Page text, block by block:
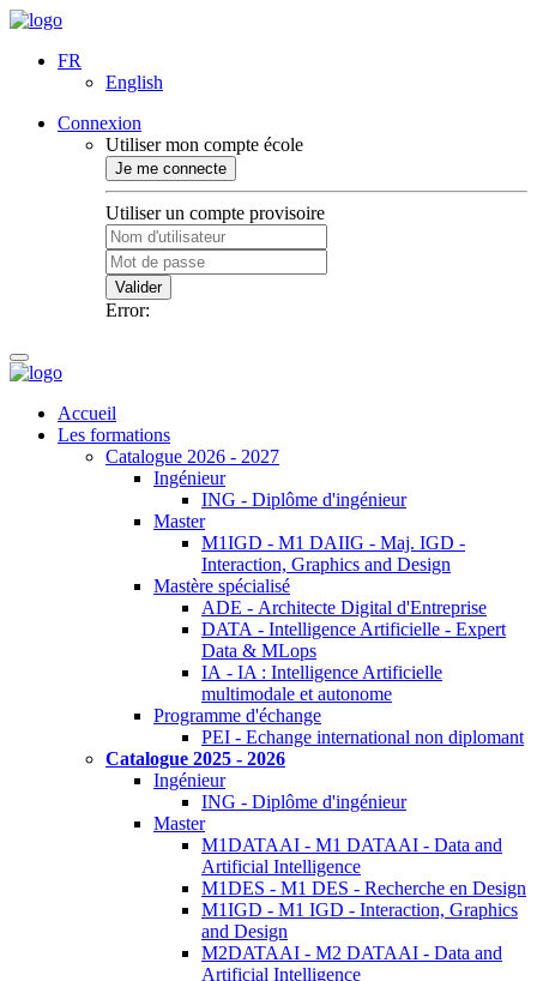
FR
English
Connexion
Utiliser mon compte école
Je me connecte
Utiliser un compte provisoire
Valider
Error:
Accueil
Les formations
Catalogue 2026 - 2027
Ingénieur
ING - Diplôme d'ingénieur
Master
M1IGD - M1 DAIIG - Maj. IGD -
Interaction, Graphics and Design
Mastère spécialisé
ADE - Architecte Digital d'Entreprise
DATA - Intelligence Artificielle - Expert
Data & MLops
IA - IA : Intelligence Artificielle
multimodale et autonome
Programme d'échange
PEI - Echange international non diplomant
Catalogue 2025 - 2026
Ingénieur
ING - Diplôme d'ingénieur
Master
M1DATAAI - M1 DATAAI - Data and
Artificial Intelligence
M1DES - M1 DES - Recherche en Design
M1IGD - M1 IGD - Interaction, Graphics
and Design
M2DATAAI - M2 DATAAI - Data and
Artificial Intelligence